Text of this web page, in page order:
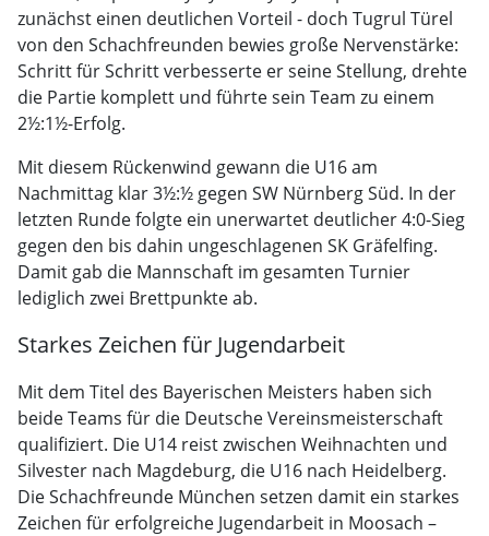
zunächst einen deutlichen Vorteil - doch Tugrul Türel
von den Schachfreunden bewies große Nervenstärke:
Schritt für Schritt verbesserte er seine Stellung, drehte
die Partie komplett und führte sein Team zu einem
2½:1½-Erfolg.
Mit diesem Rückenwind gewann die U16 am
Nachmittag klar 3½:½ gegen SW Nürnberg Süd. In der
letzten Runde folgte ein unerwartet deutlicher 4:0-Sieg
gegen den bis dahin ungeschlagenen SK Gräfelfing.
Damit gab die Mannschaft im gesamten Turnier
lediglich zwei Brettpunkte ab.
Starkes Zeichen für Jugendarbeit
Mit dem Titel des Bayerischen Meisters haben sich
beide Teams für die Deutsche Vereinsmeisterschaft
qualifiziert. Die U14 reist zwischen Weihnachten und
Silvester nach Magdeburg, die U16 nach Heidelberg.
Die Schachfreunde München setzen damit ein starkes
Zeichen für erfolgreiche Jugendarbeit in Moosach –